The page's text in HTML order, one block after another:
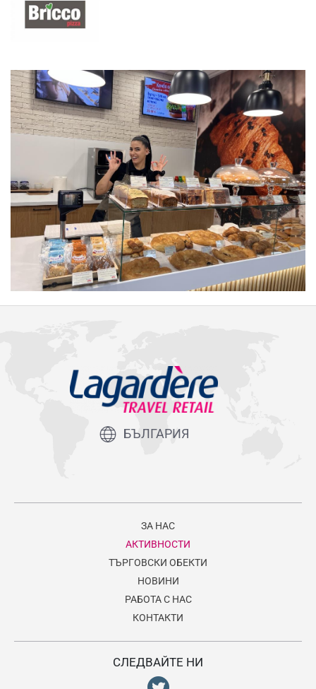
БЪЛГАРИЯ
ЗА НАС
АКТИВНОСТИ
ТЪРГОВСКИ ОБЕКТИ
НОВИНИ
РАБОТА С НАС
КОНТАКТИ
СЛЕДВАЙТЕ НИ